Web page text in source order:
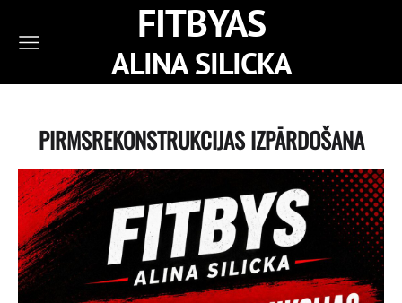
FITBYAS
ALINA SILICKA
PIRMSREKONSTRUKCIJAS IZPĀRDOŠANA